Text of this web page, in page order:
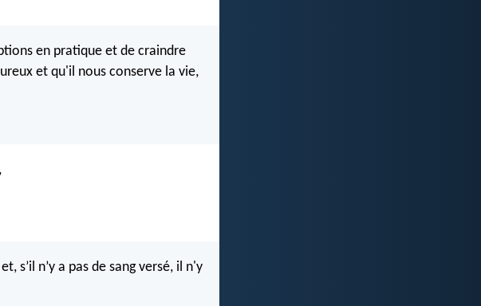
en pratique et de craindre
et qu'il nous conserve la vie,
s’il n’y a pas de sang versé, il n'y